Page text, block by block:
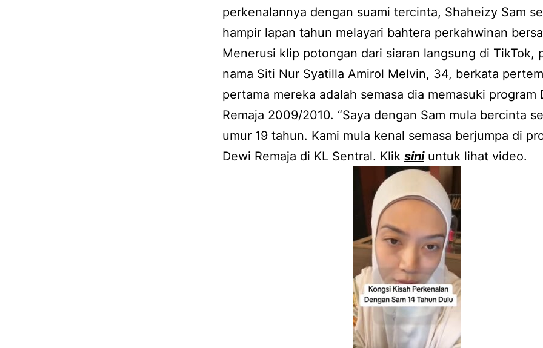
perkenalannya dengan suami tercinta, Shaheizy Sam
hampir lapan tahun melayari bahtera perkahwinan
Menerusi klip potongan dari siaran langsung di TikTok,
nama Siti Nur Syatilla Amirol Melvin, 34, berkata
pertama mereka adalah semasa dia memasuki program
Remaja 2009/2010. “Saya dengan Sam mula bercinta
umur 19 tahun. Kami mula kenal semasa berjumpa di
Dewi Remaja di KL Sentral. Klik siniuntuk lihat video.